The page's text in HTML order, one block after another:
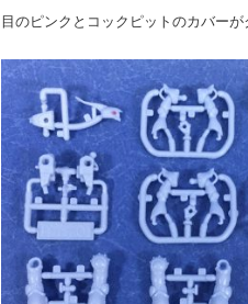
目のピンクとコックピットのカバー